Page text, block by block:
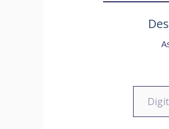
Digite seu e-mail…